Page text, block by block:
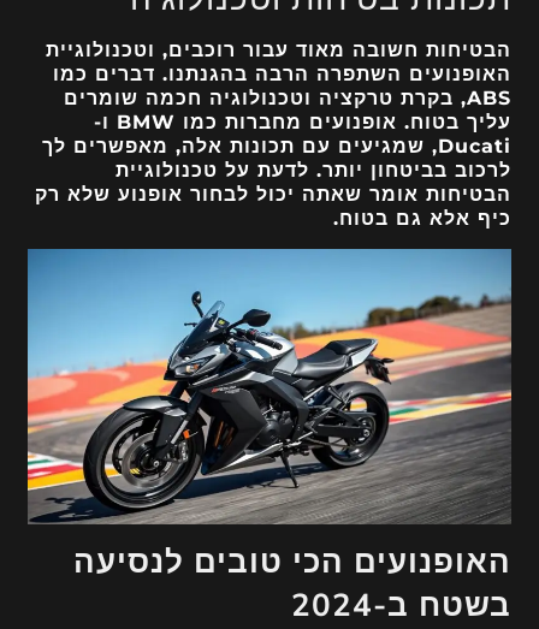
הבטיחות חשובה מאוד עבור רוכבים, וטכנולוגיית
האופנועים השתפרה הרבה בהגנתנו. דברים כמו
ABS, בקרת טרקציה וטכנולוגיה חכמה שומרים
עליך בטוח. אופנועים מחברות כמו BMW ו-
Ducati, שמגיעים עם תכונות אלה, מאפשרים לך
לרכוב בביטחון יותר. לדעת על טכנולוגיית
הבטיחות אומר שאתה יכול לבחור אופנוע שלא רק
כיף אלא גם בטוח.
האופנועים הכי טובים לנסיעה
בשטח ב-2024